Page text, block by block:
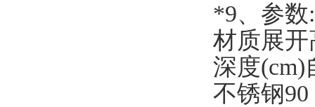
*9、参数:
材质展开
深度(cm)
不锈钢90